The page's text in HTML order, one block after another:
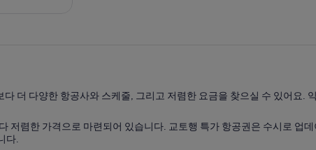
더 다양한 항공사와 스케줄, 그리고 저렴한 요금을 찾으실 수 있어요.
저렴한 가격으로 마련되어 있습니다. 교토행 특가 항공권은 수시로 업
다.